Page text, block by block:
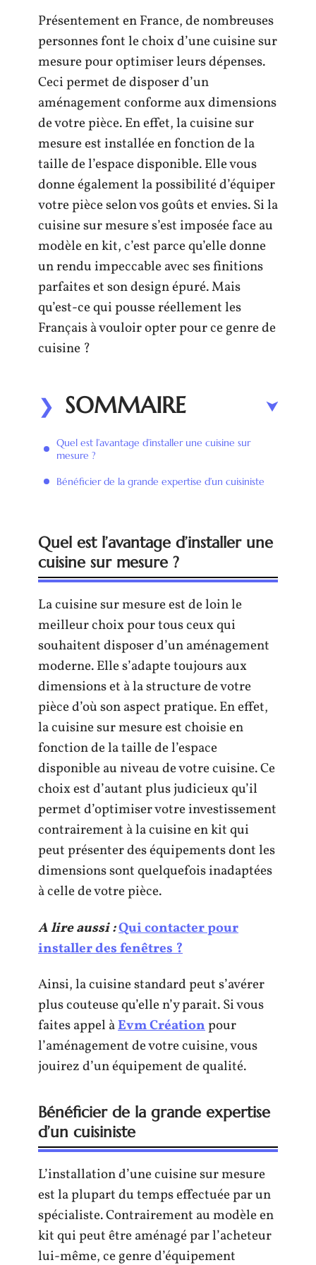
Présentement en France, de nombreuses
personnes font le choix d’une cuisine sur
mesure pour optimiser leurs dépenses.
Ceci permet de disposer d’un
aménagement conforme aux dimensions
de votre pièce. En effet, la cuisine sur
mesure est installée en fonction de la
taille de l’espace disponible. Elle vous
donne également la possibilité d’équiper
votre pièce selon vos goûts et envies. Si la
cuisine sur mesure s’est imposée face au
modèle en kit, c’est parce qu’elle donne
un rendu impeccable avec ses finitions
parfaites et son design épuré. Mais
qu’est-ce qui pousse réellement les
Français à vouloir opter pour ce genre de
cuisine ?
SOMMAIRE
Quel est l’avantage d’installer une cuisine sur
mesure ?
Bénéficier de la grande expertise d’un cuisiniste
Quel est l’avantage d’installer une
cuisine sur mesure ?
La cuisine sur mesure est de loin le
meilleur choix pour tous ceux qui
souhaitent disposer d’un aménagement
moderne. Elle s’adapte toujours aux
dimensions et à la structure de votre
pièce d’où son aspect pratique. En effet,
la cuisine sur mesure est choisie en
fonction de la taille de l’espace
disponible au niveau de votre cuisine. Ce
choix est d’autant plus judicieux qu’il
permet d’optimiser votre investissement
contrairement à la cuisine en kit qui
peut présenter des équipements dont les
dimensions sont quelquefois inadaptées
à celle de votre pièce.
A lire aussi :Qui contacter pour
installer des fenêtres ?
Ainsi, la cuisine standard peut s’avérer
plus couteuse qu’elle n’y parait. Si vous
faites appel àEvm Créationpour
l’aménagement de votre cuisine, vous
jouirez d’un équipement de qualité.
Bénéficier de la grande expertise
d’un cuisiniste
L’installation d’une cuisine sur mesure
est la plupart du temps effectuée par un
spécialiste. Contrairement au modèle en
kit qui peut être aménagé par l’acheteur
lui-même, ce genre d’équipement